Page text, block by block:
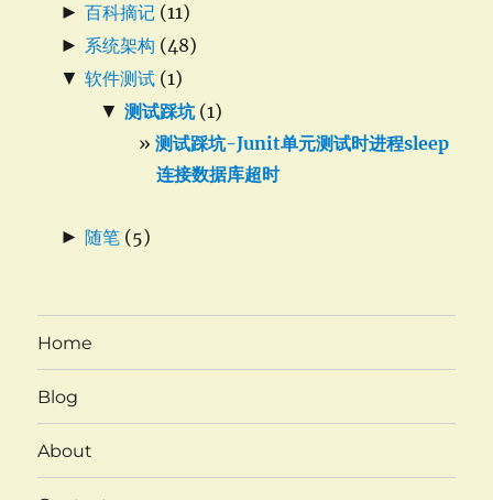
► 百科摘记 (11)
► 系统架构 (48)
▼ 软件测试 (1)
▼ 测试踩坑(1)
测试踩坑-Junit单元测试时进程sleep
连接数据库超时
► 随笔 (5)
Home
Blog
About